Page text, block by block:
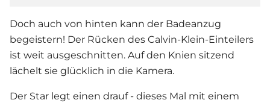
Doch auch von hinten kann der Badeanzug
begeistern! Der Rücken des Calvin-Klein-Einteilers
ist weit ausgeschnitten. Auf den Knien sitzend
lächelt sie glücklich in die Kamera.
Der Star legt einen drauf - dieses Mal mit einem